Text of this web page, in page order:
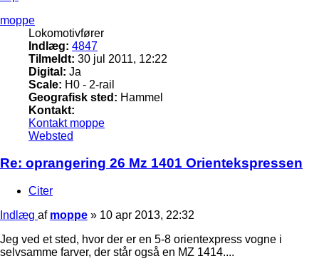
moppe
Lokomotivfører
Indlæg: 4847
Tilmeldt: 30 jul 2011, 12:22
Digital: Ja
Scale: H0 - 2-rail
Geografisk sted: Hammel
Kontakt:
Kontakt moppe
Websted
Re: oprangering 26 Mz 1401 Orientekspressen
Citer
Indlæg af moppe » 10 apr 2013, 22:32
Jeg ved et sted, hvor der er en 5-8 orientexpress vogne i
selvsamme farver, der står også en MZ 1414....